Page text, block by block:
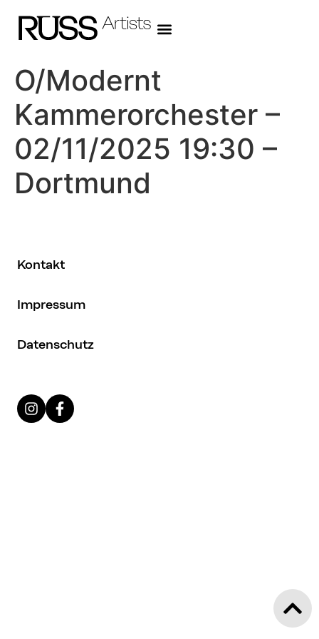
O/Modernt
Kammerorchester –
02/11/2025 19:30 –
Dortmund
Kontakt
Impressum
Datenschutz